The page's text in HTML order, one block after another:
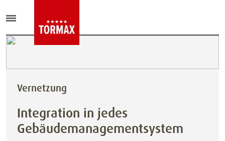
Vernetzung
Integration in jedes
Gebäudemanagementsystem